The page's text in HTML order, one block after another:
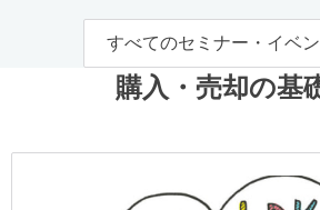
すべてのセミナー・イベ
購入・売却の基